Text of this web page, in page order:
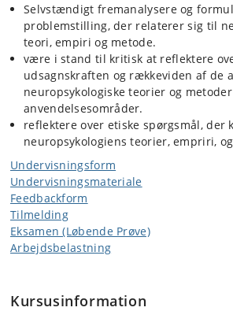
Selvstændigt fremanalysere og
problemstilling, der relaterer sig til
teori, empiri og metode.
være i stand til kritisk at reflektere
udsagnskraften og rækkeviden af de
neuropsykologiske teorier og
anvendelsesområder.
reflektere over etiske spørgsmål, der
neuropsykologiens teorier, empriri,
Undervisningsform
Undervisningsmateriale
Feedbackform
Tilmelding
Eksamen (Løbende Prøve)
Arbejdsbelastning
Kursusinformation